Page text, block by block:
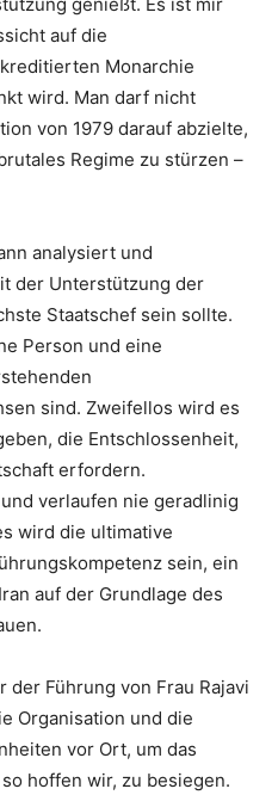
auf die
Monarchie
wird. Man darf nicht
von 1979 darauf abzielte,
Regime zu stürzen –
analysiert und
der Unterstützung der
Staatschef sein sollte.
Person und eine
sind. Zweifellos wird es
die Entschlossenheit,
erfordern.
verlaufen nie geradlinig
wird die ultimative
sein, ein
auf der Grundlage des
der Führung von Frau Rajavi
Organisation und die
vor Ort, um das
hoffen wir, zu besiegen.